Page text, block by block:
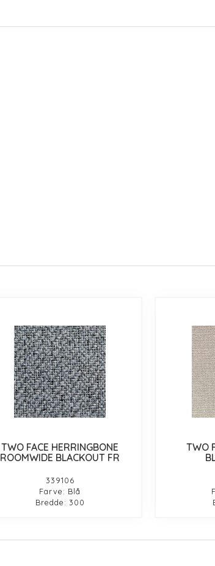
TWO FACE HERRINGBONE
ROOMWIDE BLACKOUT FR
339106
Farve: Blå
Bredde: 300
TWO